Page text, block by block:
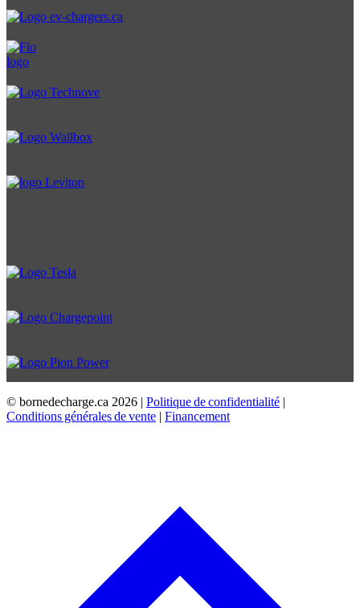
© bornedecharge.ca 2026 | Politique de confidentialité |
Conditions générales de vente | Financement